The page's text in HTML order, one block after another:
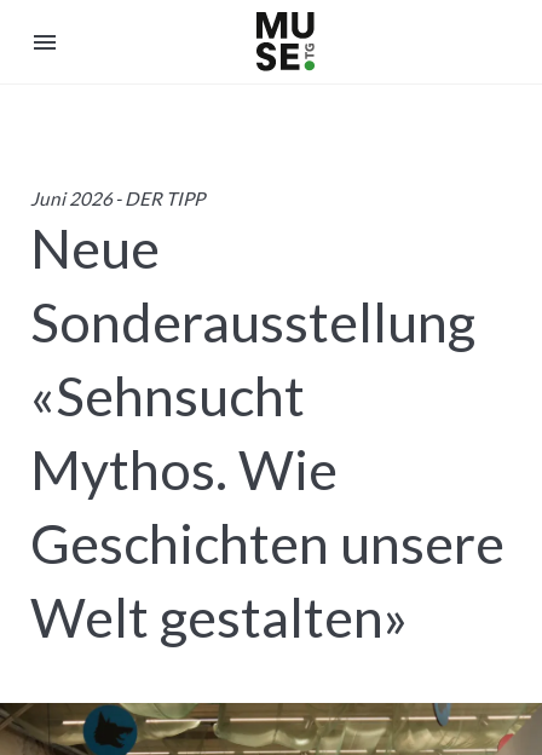
menu
Juni 2026 - DER TIPP
Neue
Sonderausstellung
«Sehnsucht
Mythos. Wie
Geschichten unsere
Welt gestalten»